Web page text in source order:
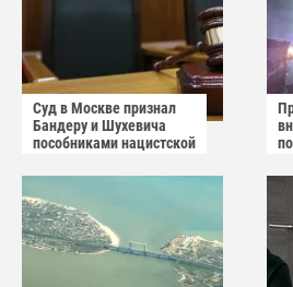
Суд в Москве признал
Бандеру и Шухевича
пособниками нацистской